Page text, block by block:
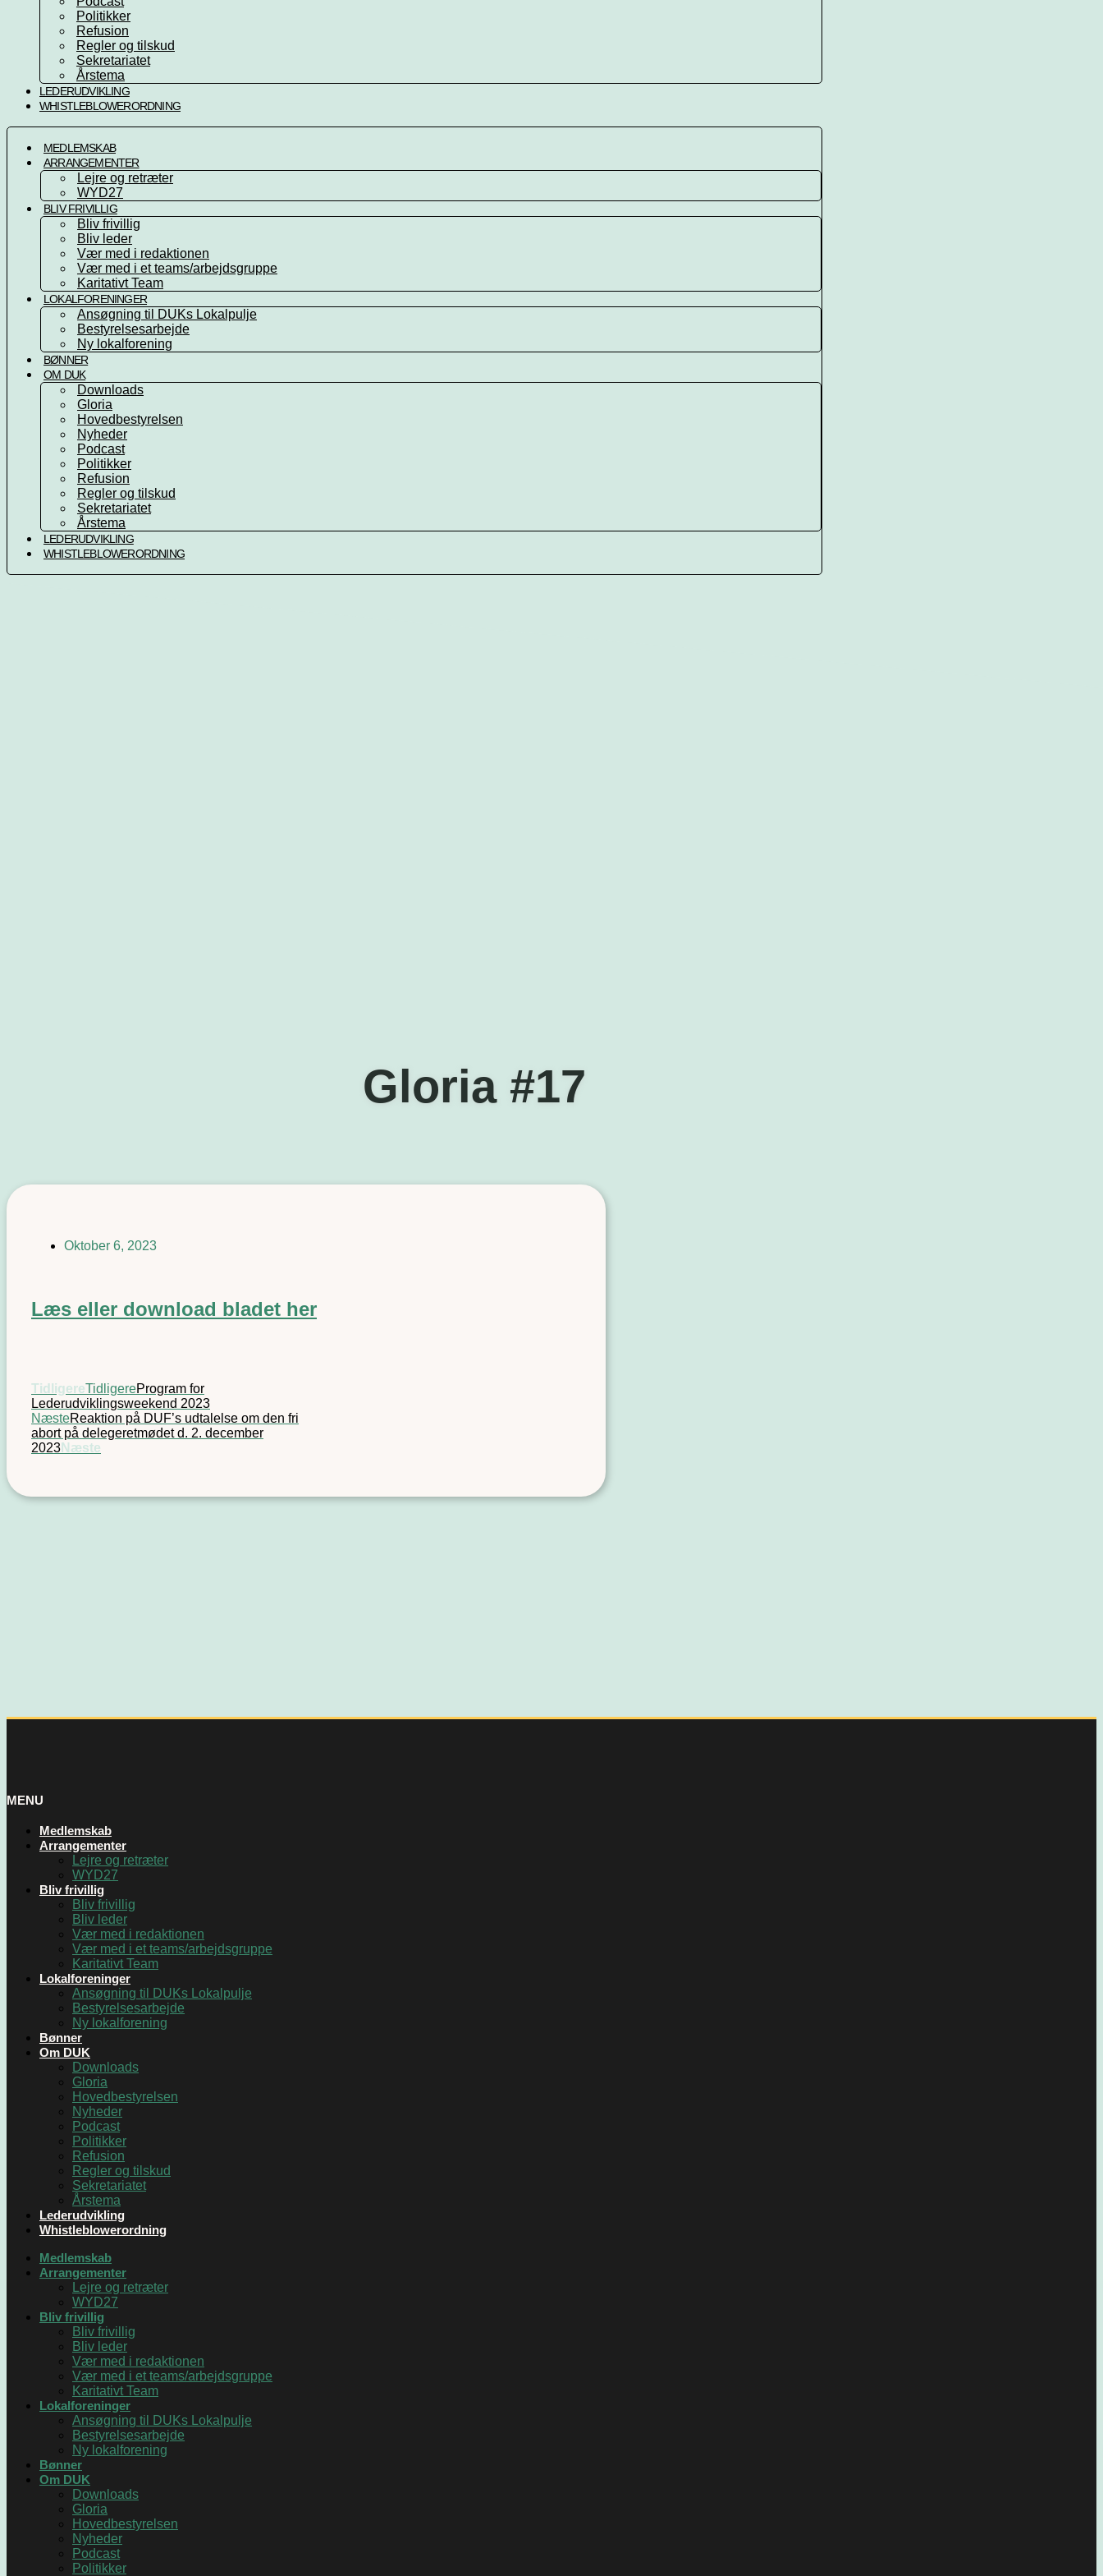
Politikker
Refusion
Regler og tilskud
Sekretariatet
Årstema
LEDERUDVIKLING
WHISTLEBLOWERORDNING
MEDLEMSKAB
ARRANGEMENTER
Lejre og retræter
WYD27
BLIV FRIVILLIG
Bliv frivillig
Bliv leder
Vær med i redaktionen
Vær med i et teams/arbejdsgruppe
Karitativt Team
LOKALFORENINGER
Ansøgning til DUKs Lokalpulje
Bestyrelsesarbejde
Ny lokalforening
BØNNER
OM DUK
Downloads
Gloria
Hovedbestyrelsen
Nyheder
Podcast
Politikker
Refusion
Regler og tilskud
Sekretariatet
Årstema
LEDERUDVIKLING
WHISTLEBLOWERORDNING
Gloria #17
Oktober 6, 2023
Læs eller download bladet her
TidligereTidligereProgram for
Lederudviklingsweekend 2023
NæsteReaktion på DUF’s udtalelse om den fri
abort på delegeretmødet d. 2. december
2023Næste
MENU
Medlemskab
Arrangementer
Lejre og retræter
WYD27
Bliv frivillig
Bliv frivillig
Bliv leder
Vær med i redaktionen
Vær med i et teams/arbejdsgruppe
Karitativt Team
Lokalforeninger
Ansøgning til DUKs Lokalpulje
Bestyrelsesarbejde
Ny lokalforening
Bønner
Om DUK
Downloads
Gloria
Hovedbestyrelsen
Nyheder
Podcast
Politikker
Refusion
Regler og tilskud
Sekretariatet
Årstema
Lederudvikling
Whistleblowerordning
Medlemskab
Arrangementer
Lejre og retræter
WYD27
Bliv frivillig
Bliv frivillig
Bliv leder
Vær med i redaktionen
Vær med i et teams/arbejdsgruppe
Karitativt Team
Lokalforeninger
Ansøgning til DUKs Lokalpulje
Bestyrelsesarbejde
Ny lokalforening
Bønner
Om DUK
Downloads
Gloria
Hovedbestyrelsen
Nyheder
Podcast
Politikker